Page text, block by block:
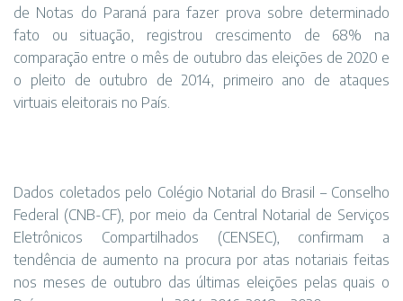
de Notas do Paraná para fazer prova sobre determinado
fato ou situação, registrou crescimento de 68% na
comparação entre o mês de outubro das eleições de 2020 e
o pleito de outubro de 2014, primeiro ano de ataques
virtuais eleitorais no País.
Dados coletados pelo Colégio Notarial do Brasil – Conselho
Federal (CNB-CF), por meio da Central Notarial de Serviços
Eletrônicos Compartilhados (CENSEC), confirmam a
tendência de aumento na procura por atas notariais feitas
nos meses de outubro das últimas eleições pelas quais o